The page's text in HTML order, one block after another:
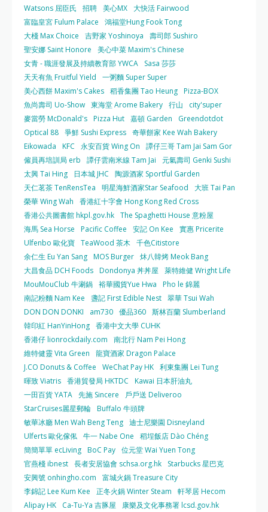
Watsons 屈臣氏
招聘 美心MX 大快活 Fairwood
富臨皇宮 Fulum Palace
鴻福堂Hung Fook Tong
大棧 Max Choice
吉野家 Yoshinoya
壽司郎 Sushiro
聖安娜 Saint Honore
美心中菜 Maxim's Chinese
女青 - 職涯發展及持續教育部 YWCA
Sasa 莎莎
天天有魚 Fruitful Yield
一粥麵 Super Super
美心西餅 Maxim's Cakes 稻香集團 Tao Heung Pizza-BOX
魚尚壽司 Uo-Show 東海堂 Arome Bakery 行山
city'super
麥當勞 McDonald's Pizza Hut 嘉頓 Garden
Greendotdot
Optical 88 爭鮮 Sushi Express 奇華餅家 Kee Wah Bakery
Eikowada
KFC 永安百貨 Wing On
譚仔三哥 Tam Jai Sam Gor
僱員再培訓局 erb
譚仔雲南米線 Tam Jai
元氣壽司 Genki Sushi
太興 Tai Hing
日本城 JHC
陶源酒家 Sportful Garden
天仁茗茶 TenRensTea
明星海鮮酒家Star Seafood
大班 Tai Pan
榮華 Wing Wah
香港紅十字會 Hong Kong Red Cross
香港公共圖書館 hkpl.gov.hk The Spaghetti House 意粉屋
海馬 Sea Horse
Pacific Coffee 安記 On Kee
實惠 Pricerite
Ulfenbo 歐化寶 TeaWood 茶木 千色Citistore
余仁生 Eu Yan Sang MOS Burger 炑八韓烤 Meok Bang
大昌食品 DCH Foods Dondonya 丼丼屋
萊特維健 Wright Life
MouMouClub 牛涮鍋 裕華國貨Yue Hwa
Pho le 錦麗
南記粉麵 Nam Kee
盞記 First Edible Nest 翠華 Tsui Wah
DON DON DONKI
am730 優品360 斯林百蘭 Slumberland
韓印紅 HanYinHong 香港中文大學 CUHK
香港仔 lionrockdaily.com
南北行 Nam Pei Hong
維特健靈 Vita Green
龍寶酒家 Dragon Palace
J.CO Donuts & Coffee
WeChat Pay HK 利東集團 Lei Tung
暉致 Viatris 香港貿發局 HKTDC
Kawai 日本肝油丸
一田百貨 YATA 先施 Sincere
戶戶送 Deliveroo
StarCruises麗星郵輪 Buffalo 牛頭牌
敏華冰廳 Men Wah Beng Teng 迪士尼樂園 Disneyland
Ulferts 歐化傢俬 牛一 Nabe One
稻埕飯店 Dào Chéng
簡簡單單 ecLiving BoC Pay 位元堂 Wai Yuen Tong
官燕棧 ibnest 長者安居協會 schsa.org.hk
Starbucks 星巴克
安興號 onhingho.com
富城火鍋 Treasure City
李錦記 Lee Kum Kee
正冬火鍋 Winter Steam
軒琴居 Hecom
Alipay HK
Ca-Tu-Ya 吉豚屋 康樂及文化事務署 lcsd.gov.hk